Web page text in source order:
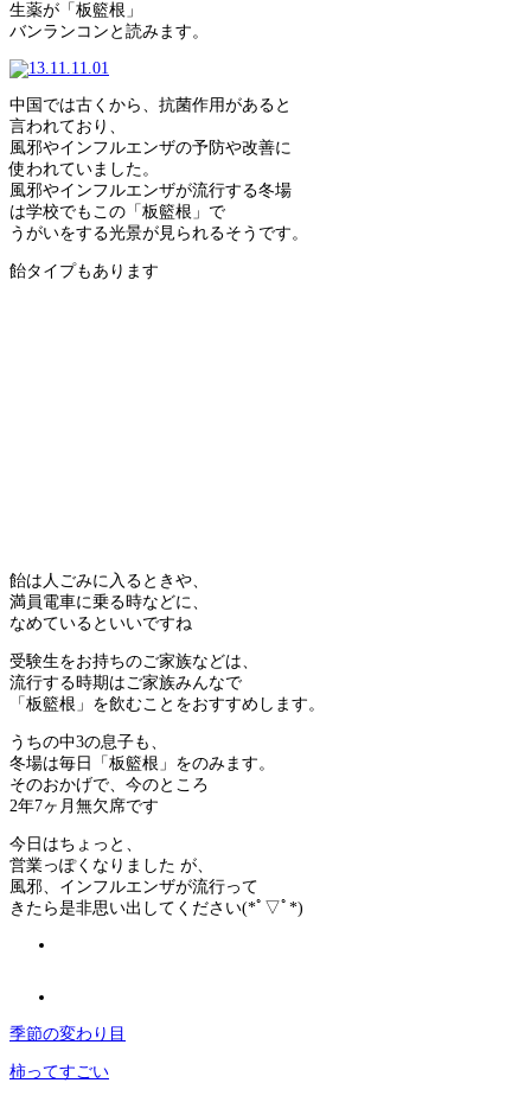
生薬が「板籃根」
バンランコンと読みます。
中国では古くから、抗菌作用があると
言われており、
風邪やインフルエンザの予防や改善に
使われていました。
風邪やインフルエンザが流行する冬場
は学校でもこの「板籃根」で
うがいをする光景が見られるそうです。
飴タイプもあります
飴は人ごみに入るときや、
満員電車に乗る時などに、
なめているといいですね
受験生をお持ちのご家族などは、
流行する時期はご家族みんなで
「板籃根」を飲むことをおすすめします。
うちの中3の息子も、
冬場は毎日「板籃根」をのみます。
そのおかげで、今のところ
2年7ヶ月無欠席です
今日はちょっと、
営業っぽくなりました が、
風邪、インフルエンザが流行って
きたら是非思い出してください(*ﾟ▽ﾟ*)
季節の変わり目
柿ってすごい